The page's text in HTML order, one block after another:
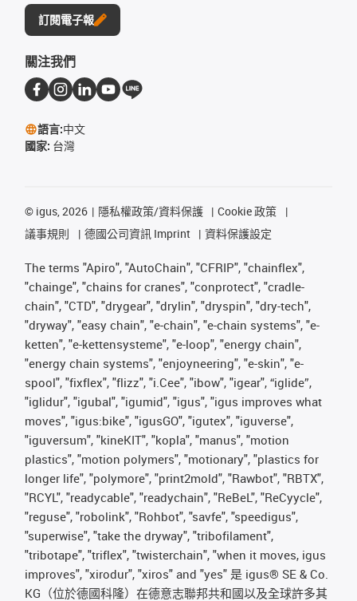
訂閱電子報
關注我們
語言:中文
國家: 台灣
© igus, 2026 隱私權政策/資料保護
Cookie 政策
議事規則
德國公司資訊 Imprint 資料保護設定
The terms "Apiro", "AutoChain", "CFRIP", "chainflex",
"chainge", "chains for cranes", "conprotect", "cradle-
chain", "CTD", "drygear", "drylin", "dryspin", "dry-tech",
"dryway", "easy chain", "e-chain", "e-chain systems", "e-
ketten", "e-kettensysteme", "e-loop", "energy chain",
"energy chain systems", "enjoyneering", "e-skin", "e-
spool", "fixflex", "flizz", "i.Cee", "ibow", "igear", “iglide”,
"iglidur", "igubal", "igumid", "igus", "igus improves what
moves", "igus:bike", "igusGO", "igutex", "iguverse",
"iguversum", "kineKIT", "kopla", "manus", "motion
plastics", "motion polymers", "motionary", "plastics for
longer life", "polymore", "print2mold", "Rawbot", "RBTX",
"RCYL", "readycable", "readychain", "ReBeL", "ReCyycle",
"reguse", "robolink", "Rohbot", "savfe", "speedigus",
"superwise", "take the dryway", "tribofilament",
"tribotape", "triflex", "twisterchain", "when it moves, igus
improves", "xirodur", "xiros" and "yes" 是 igus® SE & Co.
KG（位於德國科隆）在德意志聯邦共和國以及全球許多其